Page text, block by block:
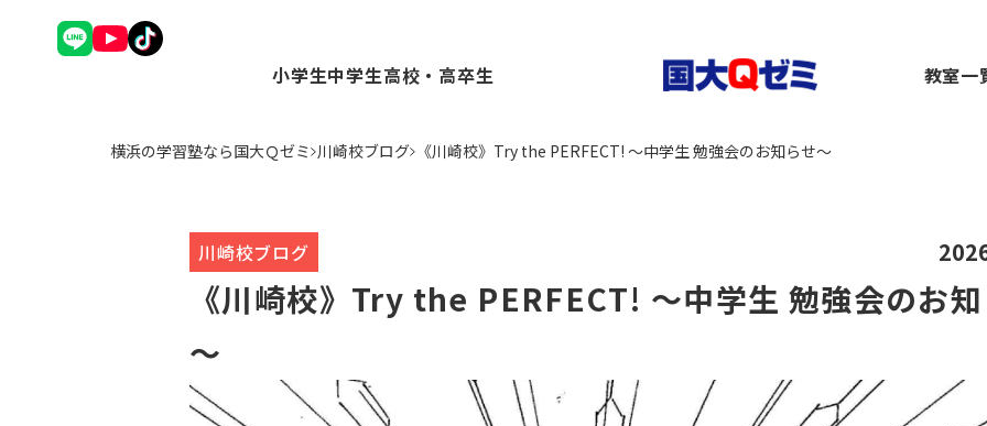
小学生
理英会アドバンスコース（小1～2）
トップ校特進コース（小5～6）
ことばの学校（小1～6）
小学英語YOM-TOX（小1～6）
個別学習コース（小1～高卒生）
中学生
Ｑゼミ+ コース（中1～3）
高校・高卒生
Ｑゼミ+ コース（高1～高卒生）
教室一
市
都筑
二
弥
横浜の学習塾なら国大Ｑゼミ 川崎校ブログ 《川崎校》Try the PERFECT! ～中学生 勉強会のお知らせ～
川崎校ブログ
《川崎校》Try the PERFECT! ～中学生 勉強会のお
～